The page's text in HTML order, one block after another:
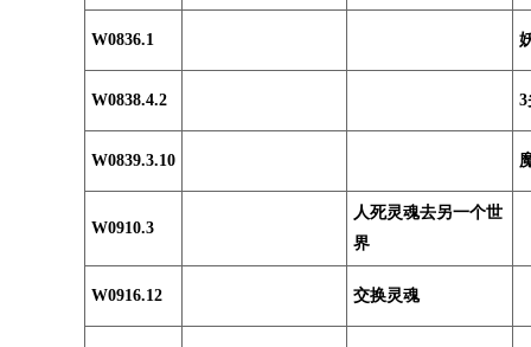
W0836.1
W0838.4.2 3
W0839.3.10
W0910.3
人死灵魂去另一个世
界
W0916.12 交换灵魂